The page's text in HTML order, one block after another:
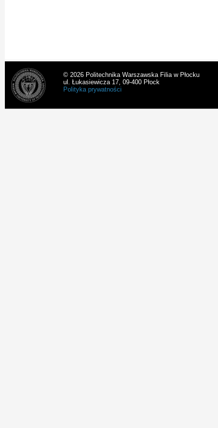
© 2026 Politechnika Warszawska Filia w Płocku
ul. Łukasiewicza 17, 09-400 Płock
Polityka prywatności